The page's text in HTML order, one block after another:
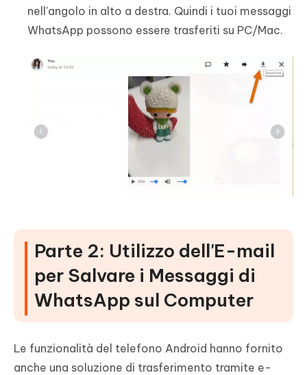
nell'angolo in alto a destra. Quindi i tuoi messaggi
WhatsApp possono essere trasferiti su PC/Mac.
Parte 2: Utilizzo dell'E-mail
per Salvare i Messaggi di
WhatsApp sul Computer
Le funzionalità del telefono Android hanno fornito
anche una soluzione di trasferimento tramite e-